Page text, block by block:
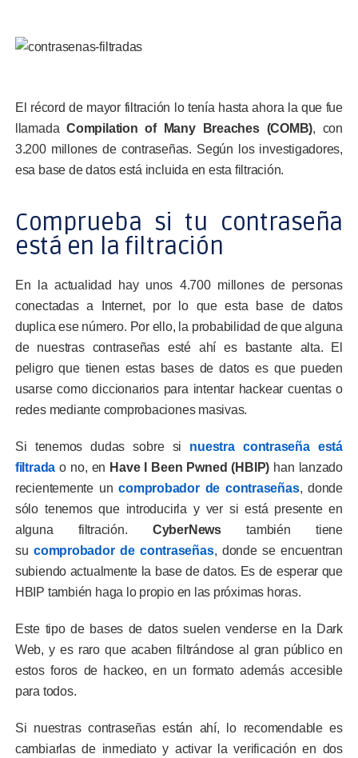
El récord de mayor filtración lo tenía hasta ahora la que fue
llamadaCompilation of Many Breaches (COMB), con
3.200 millones de contraseñas. Según los investigadores,
esa base de datos está incluida en esta filtración.
Comprueba si tu contraseña
está en la filtración
En la actualidad hay unos 4.700 millones de personas
conectadas a Internet, por lo que esta base de datos
duplica ese número. Por ello, la probabilidad de que alguna
de nuestras contraseñas esté ahí es bastante alta. El
peligro que tienen estas bases de datos es que pueden
usarse como diccionarios para intentar hackear cuentas o
redes mediante comprobaciones masivas.
Si tenemos dudas sobre si nuestra contraseña está
filtrada o no, en Have I Been Pwned (HBIP) han lanzado
recientemente uncomprobador de contraseñas, donde
sólo tenemos que introducirla y ver si está presente en
alguna filtración. CyberNewstambién tiene
sucomprobador de contraseñas, donde se encuentran
subiendo actualmente la base de datos. Es de esperar que
HBIP también haga lo propio en las próximas horas.
Este tipo de bases de datos suelen venderse en la Dark
Web, y es raro que acaben filtrándose al gran público en
estos foros de hackeo, en un formato además accesible
para todos.
Si nuestras contraseñas están ahí, lo recomendable es
cambiarlas de inmediato y activar la verificación en dos